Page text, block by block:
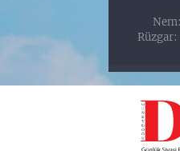
Rüzgar: